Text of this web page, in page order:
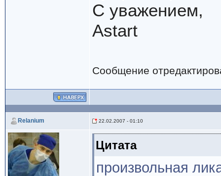
С уважением,
Astart
Сообщение
Relanium 22.02.2007 - 01:10
Цитата
произвольная